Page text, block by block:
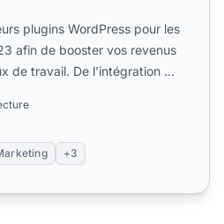
plugins WordPress pour les
afin de booster vos revenus
de travail. De l’intégration ...
+3